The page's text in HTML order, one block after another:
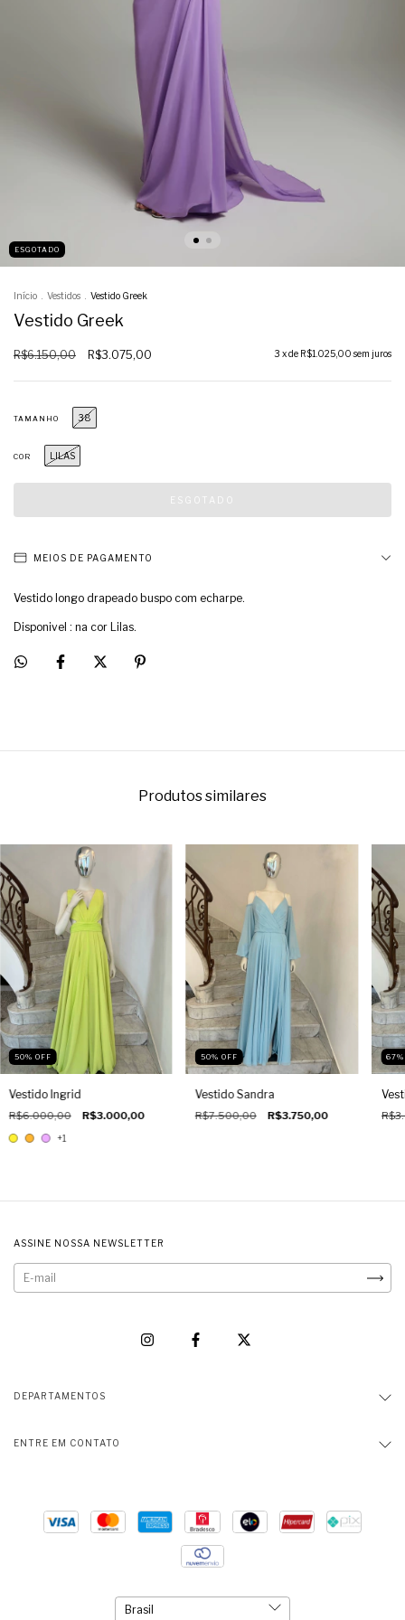
ESGOTADO
Início Vestidos Vestido Greek
Vestido Greek
R$6.150,00 R$3.075,00 3 x de R$1.025,00 sem juros
TAMANHO 38
COR LILAS
MEIOS DE PAGAMENTO
Vestido longo drapeado buspo com echarpe.
Disponivel : na cor Lilas.
Produtos similares
50% OFF
Vestido Ingrid
R$6.000,00 R$3.000,00
+1
50% OFF
Vestido Sandra
R$7.500,00 R$3.750,00
67
ASSINE NOSSA NEWSLETTER
DEPARTAMENTOS
ENTRE EM CONTATO